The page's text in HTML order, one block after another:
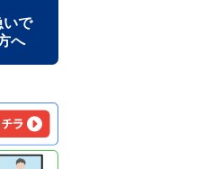
いで
へ